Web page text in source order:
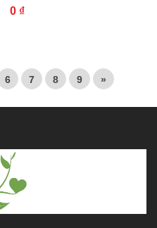
0 ₫
6 7 8 9 »